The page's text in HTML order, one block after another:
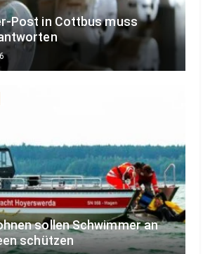
Post in Cottbus muss
sollen Schwimmer an
schützen